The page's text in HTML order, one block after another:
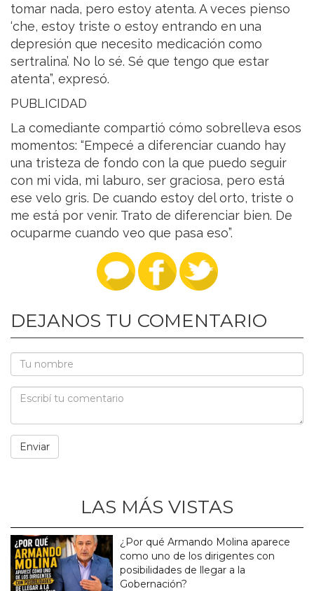
tomar nada, pero estoy atenta. A veces pienso
‘che, estoy triste o estoy entrando en una
depresión que necesito medicación como
sertralina’. No lo sé. Sé que tengo que estar
atenta”, expresó.
PUBLICIDAD
La comediante compartió cómo sobrelleva esos
momentos: “Empecé a diferenciar cuando hay
una tristeza de fondo con la que puedo seguir
con mi vida, mi laburo, ser graciosa, pero está
ese velo gris. De cuando estoy del orto, triste o
me está por venir. Trato de diferenciar bien. De
ocuparme cuando veo que pasa eso”.
DEJANOS TU COMENTARIO
LAS MÁS VISTAS
¿Por qué Armando Molina aparece
como uno de los dirigentes con
posibilidades de llegar a la
Gobernación?